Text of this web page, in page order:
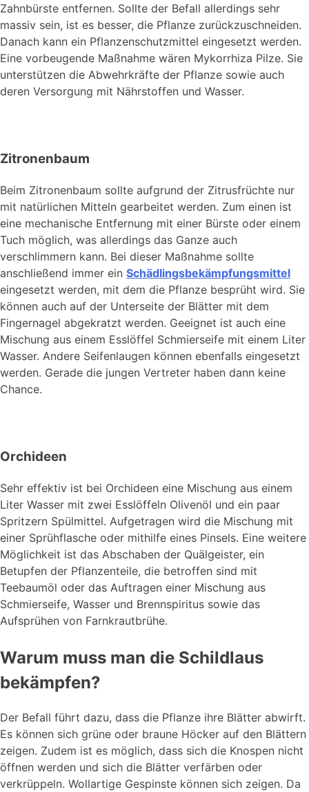
Zahnbürste entfernen. Sollte der Befall allerdings sehr
massiv sein, ist es besser, die Pflanze zurückzuschneiden.
Danach kann ein Pflanzenschutzmittel eingesetzt werden.
Eine vorbeugende Maßnahme wären Mykorrhiza Pilze. Sie
unterstützen die Abwehrkräfte der Pflanze sowie auch
deren Versorgung mit Nährstoffen und Wasser.
Zitronenbaum
Beim Zitronenbaum sollte aufgrund der Zitrusfrüchte nur
mit natürlichen Mitteln gearbeitet werden. Zum einen ist
eine mechanische Entfernung mit einer Bürste oder einem
Tuch möglich, was allerdings das Ganze auch
verschlimmern kann. Bei dieser Maßnahme sollte
anschließend immer ein Schädlingsbekämpfungsmittel
eingesetzt werden, mit dem die Pflanze besprüht wird. Sie
können auch auf der Unterseite der Blätter mit dem
Fingernagel abgekratzt werden. Geeignet ist auch eine
Mischung aus einem Esslöffel Schmierseife mit einem Liter
Wasser. Andere Seifenlaugen können ebenfalls eingesetzt
werden. Gerade die jungen Vertreter haben dann keine
Chance.
Orchideen
Sehr effektiv ist bei Orchideen eine Mischung aus einem
Liter Wasser mit zwei Esslöffeln Olivenöl und ein paar
Spritzern Spülmittel. Aufgetragen wird die Mischung mit
einer Sprühflasche oder mithilfe eines Pinsels. Eine weitere
Möglichkeit ist das Abschaben der Quälgeister, ein
Betupfen der Pflanzenteile, die betroffen sind mit
Teebaumöl oder das Auftragen einer Mischung aus
Schmierseife, Wasser und Brennspiritus sowie das
Aufsprühen von Farnkrautbrühe.
Warum muss man die Schildlaus
bekämpfen?
Der Befall führt dazu, dass die Pflanze ihre Blätter abwirft.
Es können sich grüne oder braune Höcker auf den Blättern
zeigen. Zudem ist es möglich, dass sich die Knospen nicht
öffnen werden und sich die Blätter verfärben oder
verkrüppeln. Wollartige Gespinste können sich zeigen. Da